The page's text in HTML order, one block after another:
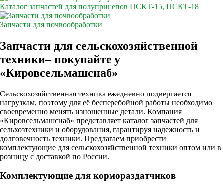
Каталог запчастей для полуприцепов ПСКТ-15, ПСКТ-18
Запчасти для почвообработки
Запчасти для сельскохозяйственной
техники– покупайте у
«Кировсельмашснаб»
Сельскохозяйственная техника ежедневно подвергается
нагрузкам, поэтому для её бесперебойной работы необходимо
своевременно менять изношенные детали. Компания
«Кировсельмашснаб» представляет каталог запчастей для
сельхозтехники и оборудования, гарантируя надежность и
долговечность техники. Предлагаем приобрести
комплектующие для сельскохозяйственной техники оптом или в
розницу с доставкой по России.
Комплектующие для кормораздатчиков